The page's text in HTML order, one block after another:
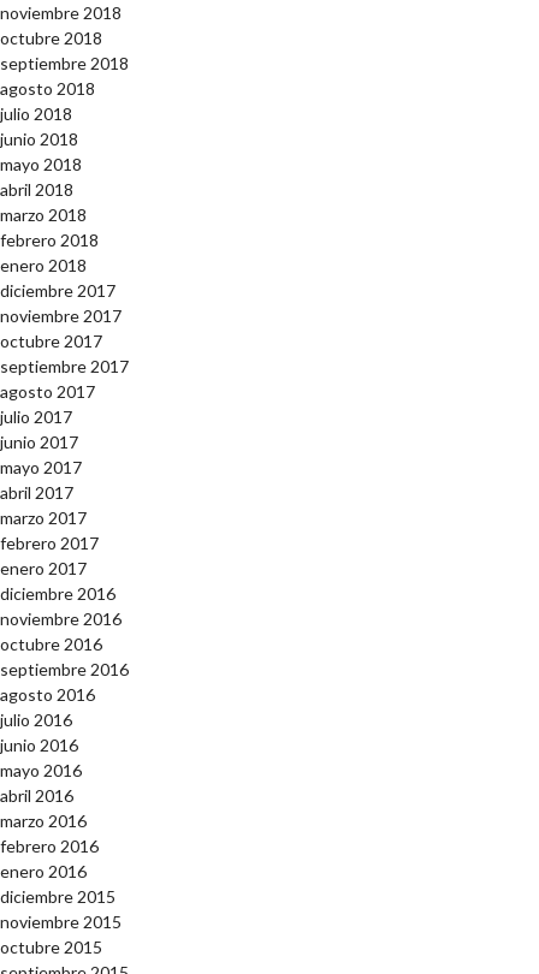
noviembre 2018
octubre 2018
septiembre 2018
agosto 2018
julio 2018
junio 2018
mayo 2018
abril 2018
marzo 2018
febrero 2018
enero 2018
diciembre 2017
noviembre 2017
octubre 2017
septiembre 2017
agosto 2017
julio 2017
junio 2017
mayo 2017
abril 2017
marzo 2017
febrero 2017
enero 2017
diciembre 2016
noviembre 2016
octubre 2016
septiembre 2016
agosto 2016
julio 2016
junio 2016
mayo 2016
abril 2016
marzo 2016
febrero 2016
enero 2016
diciembre 2015
noviembre 2015
octubre 2015